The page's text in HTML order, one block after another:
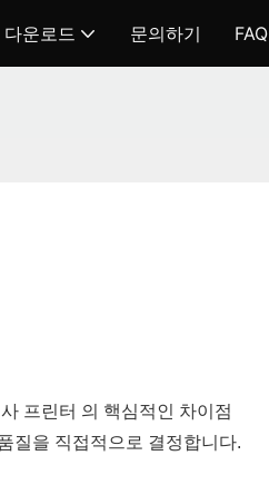
다운로드 문의하기 FAQ
프린터 의 핵심적인 차이점
질을 직접적으로 결정합니다.